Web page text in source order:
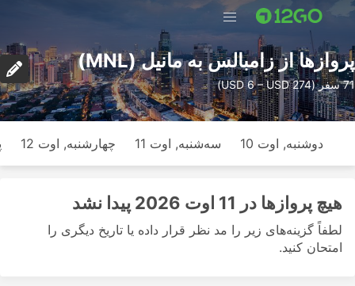
پرواز‌ها از زامبالس به مانیل (MNL)
71 سفر (USD 6 – USD 274)
دوشنبه, اوت 10 سه‌شنبه, اوت 11 چهارشنبه, اوت 12
هیچ پرواز‌ها در 11 اوت 2026 پیدا نشد
لطفاً گزینه‌های زیر را مد نظر قرار داده یا تاریخ دیگری را
امتحان کنید.